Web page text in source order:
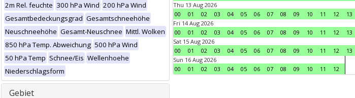
2m Rel. feuchte 300 hPa Wind 200 hPa Wind
Gesamtbedeckungsgrad Gesamtschneehöhe
Neuschneehöhe Gesamt-Neuschnee Mittl. Wolken
850 hPa Temp. Abweichung 500 hPa Wind
50 hPa Temp Schnee/Eis Wellenhoehe
Niederschlagsform
Gebiet
Thu 13 Aug 2026
00
01 02 03 04 05 06 07 08 09 10 11 12 13
Fri 14 Aug 2026
00
01 02 03 04 05 06 07 08 09 10 11 12 13
Sat 15 Aug 2026
00
01 02 03 04 05 06 07 08 09 10 11 12 13
Sun 16 Aug 2026
00
01 02 03 04 05 06 07 08 09 10 11 12